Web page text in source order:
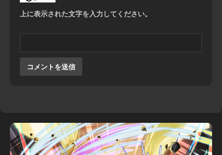
上に表示された文字を入力してください。